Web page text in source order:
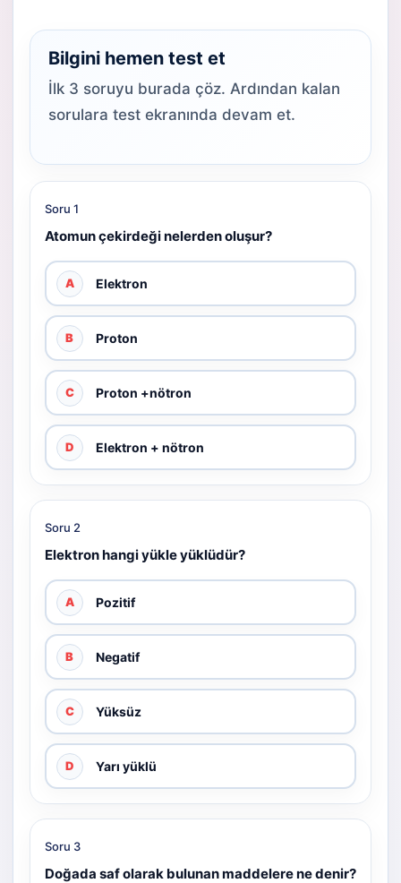
Bilgini hemen test et
İlk 3 soruyu burada çöz. Ardından kalan
sorulara test ekranında devam et.
Soru 1
Atomun çekirdeği nelerden oluşur?
A Elektron
B Proton
C Proton +nötron
D Elektron + nötron
Soru 2
Elektron hangi yükle yüklüdür?
A Pozitif
B Negatif
C Yüksüz
D Yarı yüklü
Soru 3
Doğada saf olarak bulunan maddelere ne denir?